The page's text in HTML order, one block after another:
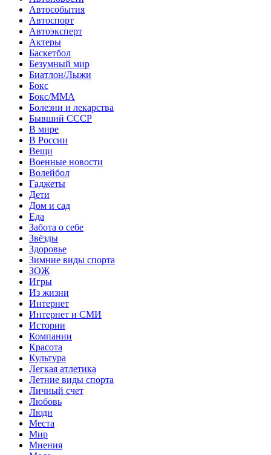
Автособытия
Автоспорт
Автоэксперт
Актеры
Баскетбол
Безумный мир
Биатлон/Лыжи
Бокс
Бокс/MMA
Болезни и лекарства
Бывший СССР
В мире
В России
Вещи
Военные новости
Волейбол
Гаджеты
Дети
Дом и сад
Еда
Забота о себе
Звёзды
Здоровье
Зимние виды спорта
ЗОЖ
Игры
Из жизни
Интернет
Интернет и СМИ
Истории
Компании
Красота
Культура
Легкая атлетика
Летние виды спорта
Личный счет
Любовь
Люди
Места
Мир
Мнения